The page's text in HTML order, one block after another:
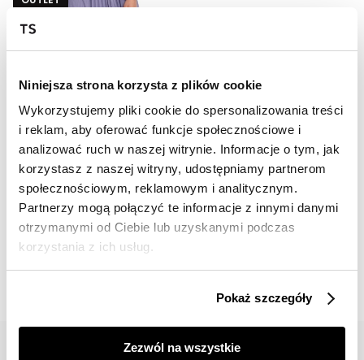
Niniejsza strona korzysta z plików cookie
Wykorzystujemy pliki cookie do spersonalizowania treści
i reklam, aby oferować funkcje społecznościowe i
analizować ruch w naszej witrynie. Informacje o tym, jak
korzystasz z naszej witryny, udostępniamy partnerom
społecznościowym, reklamowym i analitycznym.
Partnerzy mogą połączyć te informacje z innymi danymi
otrzymanymi od Ciebie lub uzyskanymi podczas
korzystania z ich usług.
Pokaż szczegóły
Zezwól na wszystkie
HOT
Bluza w kratkę
Cena regularna149,99 zł
obniżką49,99 zł
📸 OZNACZAJ NAS NA ZDJĘCIACH
#topsecretfashion